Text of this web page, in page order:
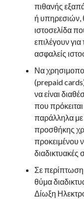
πιθανής
ή υπηρεσιών,
ιστοσελίδα
επιλέγουν
ασφαλείς
Να
(prepaid
να είναι
που
παράλληλα με
προσθήκης
προκειμένου
διαδικτυακές
Σε περίπτωση
θύμα
Δίωξη